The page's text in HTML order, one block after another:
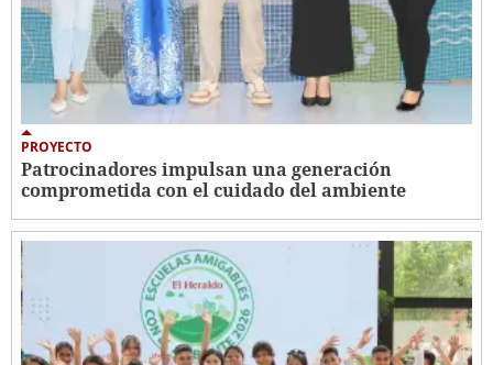
PROYECTO
Patrocinadores impulsan una generación
comprometida con el cuidado del ambiente